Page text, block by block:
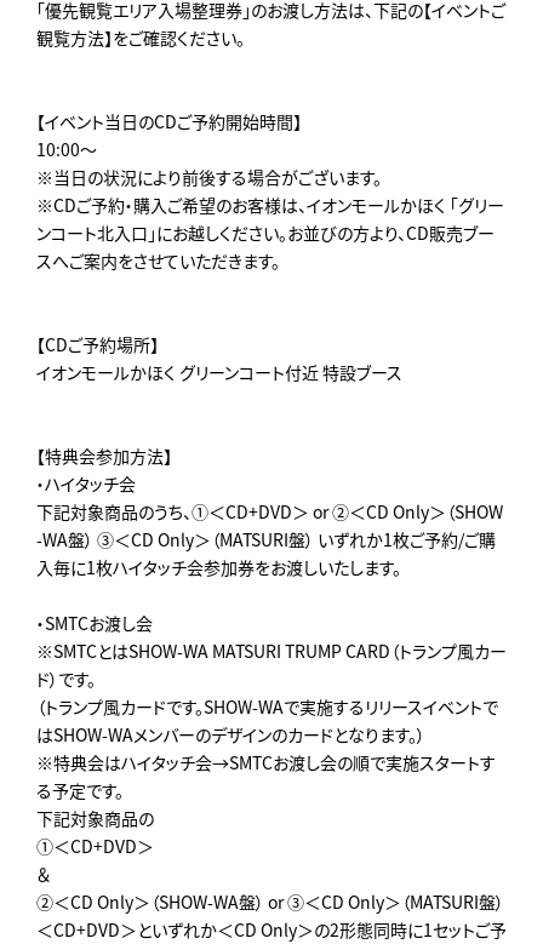
「優先観覧エリア入場整理券」のお渡し方法は、下記の【イベントご
観覧方法】をご確認ください。
【イベント当日のCDご予約開始時間】
10:00～
※当日の状況により前後する場合がございます。
※CDご予約・購入ご希望のお客様は、イオンモールかほく 「グリー
ンコート北入口」にお越しください。お並びの方より、CD販売ブー
スへご案内をさせていただきます。
【CDご予約場所】
イオンモールかほく グリーンコート付近 特設ブース
【特典会参加方法】
・ハイタッチ会
下記対象商品のうち、①＜CD+DVD＞ or ②＜CD Only＞（SHOW
-WA盤） ③＜CD Only＞（MATSURI盤） いずれか1枚ご予約/ご購
入毎に1枚ハイタッチ会参加券をお渡しいたします。
・SMTCお渡し会
※SMTCとはSHOW-WA MATSURI TRUMP CARD（トランプ風カー
ド）です。
（トランプ風カードです。SHOW-WAで実施するリリースイベントで
はSHOW-WAメンバーのデザインのカードとなります。）
※特典会はハイタッチ会→SMTCお渡し会の順で実施スタートす
る予定です。
下記対象商品の
①＜CD+DVD＞
＆
②＜CD Only＞（SHOW-WA盤） or ③＜CD Only＞（MATSURI盤）
＜CD+DVD＞といずれか＜CD Only＞の2形態同時に1セットご予